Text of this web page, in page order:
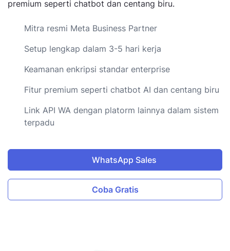
premium seperti chatbot dan centang biru.
Mitra resmi Meta Business Partner
Setup lengkap dalam 3-5 hari kerja
Keamanan enkripsi standar enterprise
Fitur premium seperti chatbot AI dan centang biru
Link API WA dengan platorm lainnya dalam sistem
terpadu
WhatsApp Sales
Coba Gratis